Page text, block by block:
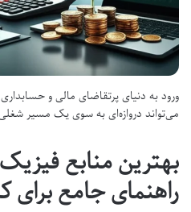
ورود به دنیای پرتقاضای مالی و
می‌تواند دروازه‌ای به سوی یک مسیر شغلی
بهترین منابع
راهنمای جامع برای